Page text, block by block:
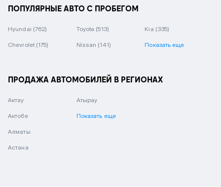
ПОПУЛЯРНЫЕ АВТО С ПРОБЕГОМ
Hyundai (762) Toyota (513) Kia (335)
Chevrolet (175) Nissan (141) Показать еще
ПРОДАЖА АВТОМОБИЛЕЙ В РЕГИОНАХ
Актау
Актобе
Алматы
Астана
Атырау
Показать еще